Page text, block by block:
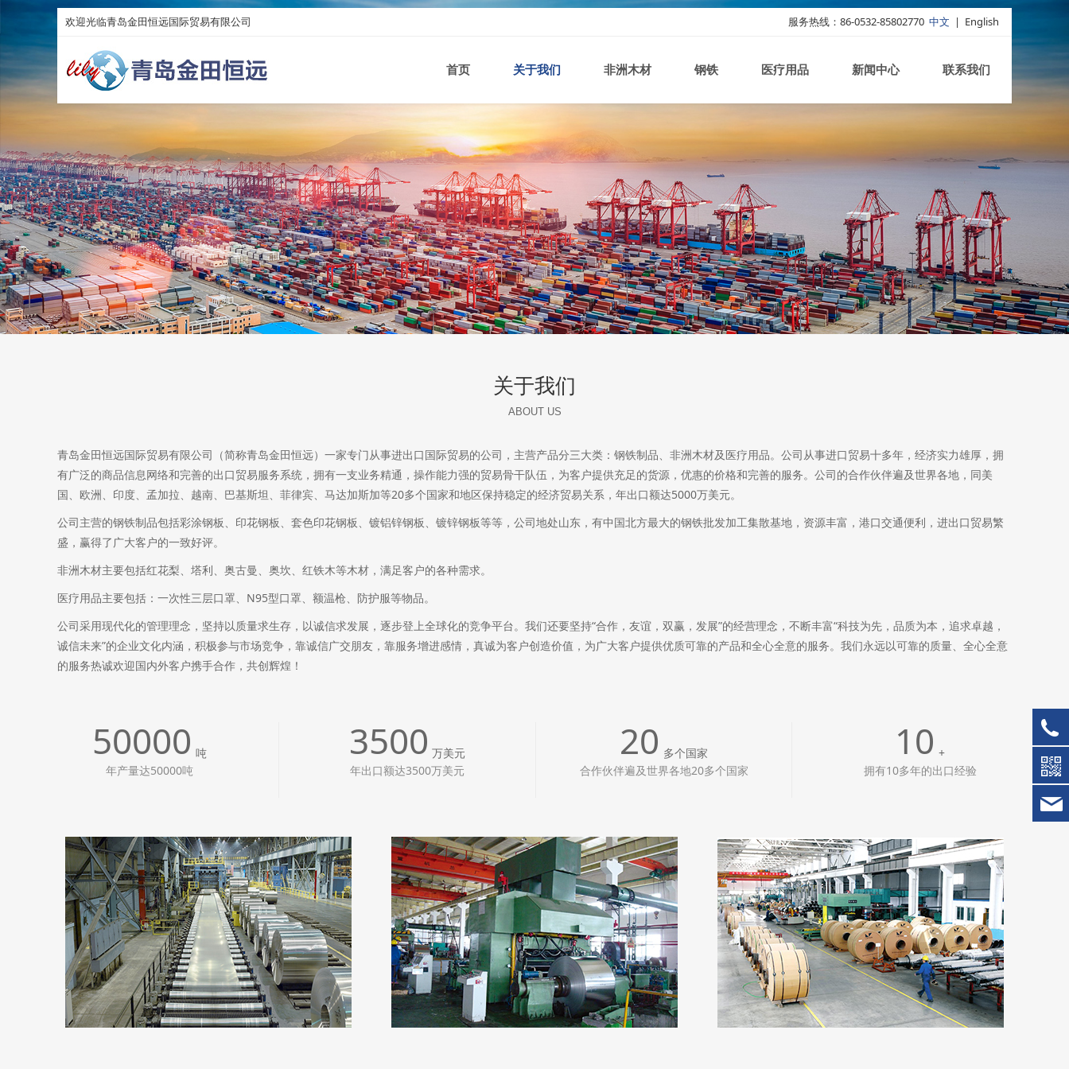
中文 | English
欢迎光临青岛金田恒远国际贸易有限公司 服务热线：86-0532-85802770
首页 关于我们 非洲木材 钢铁 医疗用品 新闻中心 联系我们
关于我们
ABOUT US
青岛金田恒远国际贸易有限公司（简称青岛金田恒远）一家专门从事进出口国际贸易的公司，主营产品分三大类：钢铁制品、非洲木材及医疗用品。公司从事进口贸易十多年，经济实力雄厚，拥
有广泛的商品信息网络和完善的出口贸易服务系统，拥有一支业务精通，操作能力强的贸易骨干队伍，为客户提供充足的货源，优惠的价格和完善的服务。公司的合作伙伴遍及世界各地，同美
国、欧洲、印度、孟加拉、越南、巴基斯坦、菲律宾、马达加斯加等20多个国家和地区保持稳定的经济贸易关系，年出口额达5000万美元。
公司主营的钢铁制品包括彩涂钢板、印花钢板、套色印花钢板、镀铝锌钢板、镀锌钢板等等，公司地处山东，有中国北方最大的钢铁批发加工集散基地，资源丰富，港口交通便利，进出口贸易繁
盛，赢得了广大客户的一致好评。
非洲木材主要包括红花梨、塔利、奥古曼、奥坎、红铁木等木材，满足客户的各种需求。
医疗用品主要包括：一次性三层口罩、N95型口罩、额温枪、防护服等物品。
公司采用现代化的管理理念，坚持以质量求生存，以诚信求发展，逐步登上全球化的竞争平台。我们还要坚持“合作，友谊，双赢，发展”的经营理念，不断丰富“科技为先，品质为本，追求卓越，
诚信未来”的企业文化内涵，积极参与市场竞争，靠诚信广交朋友，靠服务增进感情，真诚为客户创造价值，为广大客户提供优质可靠的产品和全心全意的服务。我们永远以可靠的质量、全心全意
的服务热诚欢迎国内外客户携手合作，共创辉煌！
50000 吨
年产量达50000吨
3500 万美元
年出口额达3500万美元
20 多个国家
合作伙伴遍及世界各地20多个国家
10 +
拥有10多年的出口经验